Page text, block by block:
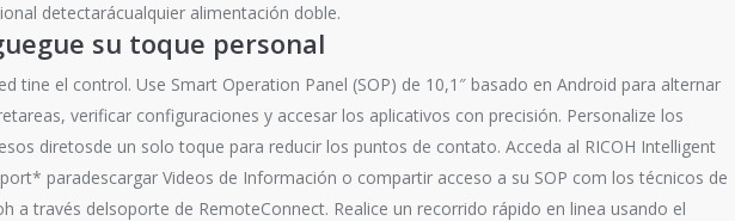
detectarácualquier alimentación doble.
su toque personal
tine el control. Use Smart Operation Panel (SOP) de 10,1″ basado en Android para alternar
verificar configuraciones y accesar los aplicativos con precisión. Personalize los
diretosde un solo toque para reducir los puntos de contato. Acceda al RICOH Intelligent
paradescargar Videos de Información o compartir acceso a su SOP com los técnicos de
a través delsoporte de RemoteConnect. Realice un recorrido rápido en linea usando el